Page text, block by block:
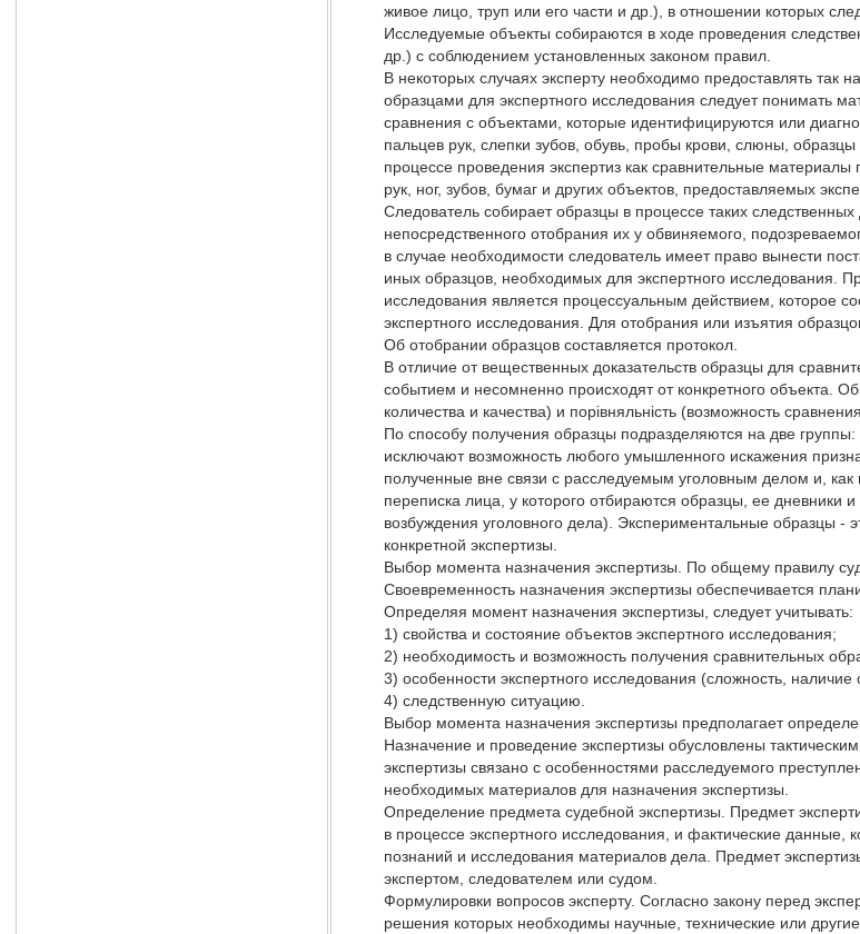
живое лицо, труп или его части и др.), в отношении которых
Исследуемые объекты собираются в ходе проведения
др.) с соблюдением установленных законом правил.
В некоторых случаях эксперту необходимо предоставлять
образцами для экспертного исследования следует понимать
сравнения с объектами, которые идентифицируются или
пальцев рук, слепки зубов, обувь, пробы крови, слюны,
процессе проведения экспертиз как сравнительные
рук, ног, зубов, бумаг и других объектов, предоставляемых
Следователь собирает образцы в процессе таких
непосредственного отобрания их у обвиняемого,
в случае необходимости следователь имеет право вынести
иных образцов, необходимых для экспертного исследования.
исследования является процессуальным действием, которое
экспертного исследования. Для отобрания или изъятия
Об отобрании образцов составляется протокол.
В отличие от вещественных доказательств образцы для
событием и несомненно происходят от конкретного объекта.
количества и качества) и порівняльність (возможность
По способу получения образцы подразделяются на две
исключают возможность любого умышленного искажения
полученные вне связи с расследуемым уголовным делом и,
переписка лица, у которого отбираются образцы, ее дневники
возбуждения уголовного дела). Экспериментальные образцы -
конкретной экспертизы.
Выбор момента назначения экспертизы. По общему правилу
Своевременность назначения экспертизы обеспечивается
Определяя момент назначения экспертизы, следует учитывать:
1) свойства и состояние объектов экспертного исследования;
2) необходимость и возможность получения сравнительных
3) особенности экспертного исследования (сложность,
4) следственную ситуацию.
Выбор момента назначения экспертизы предполагает
Назначение и проведение экспертизы обусловлены
экспертизы связано с особенностями расследуемого
необходимых материалов для назначения экспертизы.
Определение предмета судебной экспертизы. Предмет
в процессе экспертного исследования, и фактические данные,
познаний и исследования материалов дела. Предмет
экспертом, следователем или судом.
Формулировки вопросов эксперту. Согласно закону перед
решения которых необходимы научные, технические или